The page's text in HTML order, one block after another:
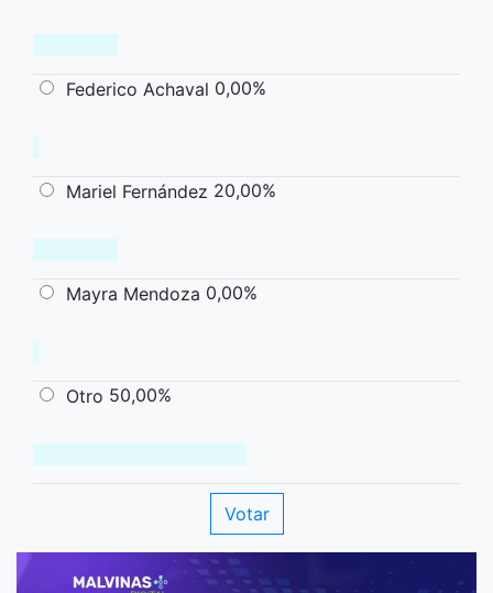
Federico Achaval 0,00%
Mariel Fernández 20,00%
Mayra Mendoza 0,00%
Otro 50,00%